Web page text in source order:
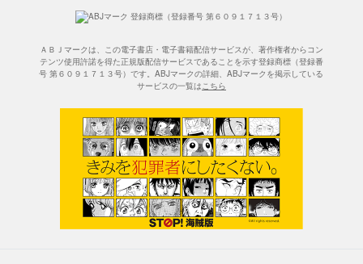
ＡＢＪマークは、この電子書店・電子書籍配信サービスが、著作権者からコン
テンツ使用許諾を得た正規版配信サービスであることを示す登録商標（登録番
号 第６０９１７１３号）です。ABJマークの詳細、ABJマークを掲示している
サービスの一覧はこちら